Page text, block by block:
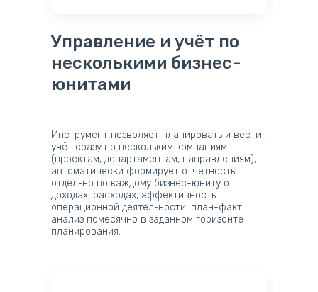
Управление и учёт по
несколькими бизнес-
юнитами
Инструмент позволяет планировать и вести
учёт сразу по нескольким компаниям
(проектам, департаментам, направлениям),
автоматически формирует отчетность
отдельно по каждому бизнес-юниту о
доходах, расходах, эффективность
операционной деятельности, план-факт
анализ помесячно в заданном горизонте
планирования.